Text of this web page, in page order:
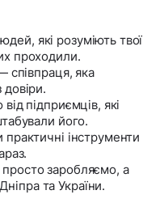
які розуміють твої
проходили.
співпраця, яка
підприємців, які
його.
інструменти
заробляємо, а
та України.